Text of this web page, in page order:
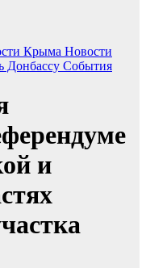
Крыма Новости
Донбассу События
и